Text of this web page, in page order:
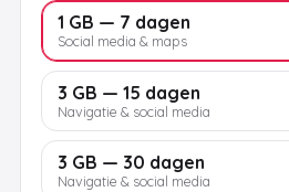
1 GB — 7 dagen
Social media & maps
3 GB — 15 dagen
Navigatie & social media
3 GB — 30 dagen
Navigatie & social media